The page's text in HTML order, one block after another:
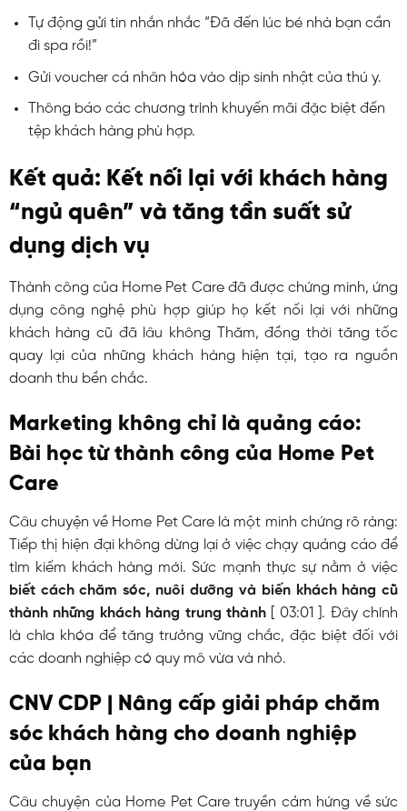
Tự động gửi tin nhắn nhắc “Đã đến lúc bé nhà bạn cần
đi spa rồi!”
Gửi voucher cá nhân hóa vào dịp sinh nhật của thú y.
Thông báo các chương trình khuyến mãi đặc biệt đến
tệp khách hàng phù hợp.
Kết quả: Kết nối lại với khách hàng
“ngủ quên” và tăng tần suất sử
dụng dịch vụ
Thành công của Home Pet Care đã được chứng minh, ứng
dụng công nghệ phù hợp giúp họ kết nối lại với những
khách hàng cũ đã lâu không Thăm, đồng thời tăng tốc
quay lại của những khách hàng hiện tại, tạo ra nguồn
doanh thu bền chắc.
Marketing không chỉ là quảng cáo:
Bài học từ thành công của Home Pet
Care
Câu chuyện về Home Pet Care là một minh chứng rõ ràng:
Tiếp thị hiện đại không dừng lại ở việc chạy quảng cáo để
tìm kiếm khách hàng mới. Sức mạnh thực sự nằm ở việc
biết cách chăm sóc, nuôi dưỡng và biến khách hàng cũ
thành những khách hàng trung thành
03:01
]. Đây chính
là chìa khóa để tăng trưởng vững chắc, đặc biệt đối với
các doanh nghiệp có quy mô vừa và nhỏ.
CNV CDP | Nâng cấp giải pháp chăm
sóc khách hàng cho doanh nghiệp
của bạn
Câu chuyện của Home Pet Care truyền cảm hứng về sức